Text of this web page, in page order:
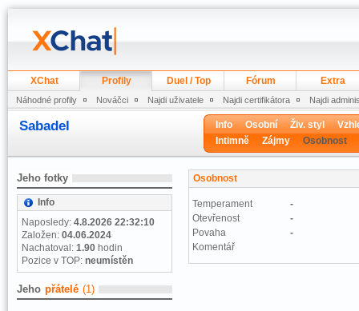
XChat Profily Duel / Top Fórum Extra
Náhodné profily Nováčci Najdi uživatele Najdi certifikátora Najdi
Sabadel Info Osobní Živ. styl
Intimně
Zájmy Osobnost
Jeho fotky
Info
Naposledy: 4.8.2026 22:32:10
Založen: 04.06.2024
Nachatoval: 1.90 hodin
Pozice v TOP: neumístěn
Jeho přátelé (1)
Osobnost
Temperament
-
Otevřenost
-
Povaha
-
Komentář